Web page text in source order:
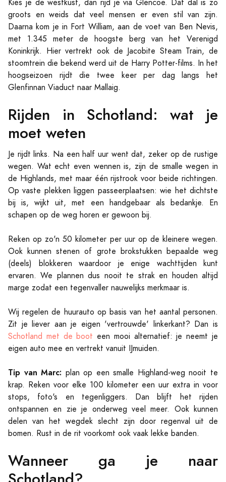
Kies je de westkust, dan rijd je via Glencoe. Dat dal is zo
groots en weids dat veel mensen er even stil van zijn.
Daarna kom je in Fort William, aan de voet van Ben Nevis,
met 1.345 meter de hoogste berg van het Verenigd
Koninkrijk. Hier vertrekt ook de Jacobite Steam Train, de
stoomtrein die bekend werd uit de Harry Potter-films. In het
hoogseizoen rijdt die twee keer per dag langs het
Glenfinnan Viaduct naar Mallaig.
Rijden in Schotland: wat je
moet weten
Je rijdt links. Na een half uur went dat, zeker op de rustige
wegen. Wat echt even wennen is, zijn de smalle wegen in
de Highlands, met maar één rijstrook voor beide richtingen.
Op vaste plekken liggen passeerplaatsen: wie het dichtste
bij is, wijkt uit, met een handgebaar als bedankje. En
schapen op de weg horen er gewoon bij.
Reken op zo'n 50 kilometer per uur op de kleinere wegen.
Ook kunnen stenen of grote brokstukken bepaalde weg
(deels) blokkeren waardoor je enige wachttijden kunt
ervaren. We plannen dus nooit te strak en houden altijd
marge zodat een tegenvaller nauwelijks merkmaar is.
Wij regelen de huurauto op basis van het aantal personen.
Zit je liever aan je eigen 'vertrouwde' linkerkant? Dan is
Schotland met de boot een mooi alternatief: je neemt je
eigen auto mee en vertrekt vanuit IJmuiden.
Tip van Marc: plan op een smalle Highland-weg nooit te
krap. Reken voor elke 100 kilometer een uur extra in voor
stops, foto's en tegenliggers. Dan blijft het rijden
ontspannen en zie je onderweg veel meer. Ook kunnen
delen van het wegdek slecht zijn door regenval uit de
bomen. Rust in de rit voorkomt ook vaak lekke banden.
Wanneer ga je naar